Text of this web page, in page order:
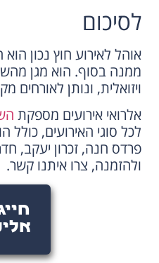
לסיכום
אוהל לאירוע חוץ נכון
ממנה בסוף. הוא מגן
ויזואלית, ונותן לאורחים
אלרואי אירועים מספקת
לכל סוגי האירועים, כולל
פרדס חנה, זכרון יעקב,
ולהזמנה, צרו איתנו קשר.